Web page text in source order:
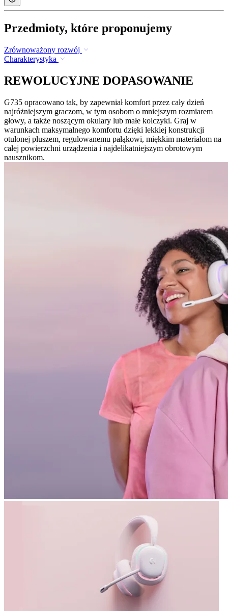
Przedmioty, które proponujemy
Zrównoważony rozwój
Charakterystyka
REWOLUCYJNE DOPASOWANIE
G735 opracowano tak, by zapewniał komfort przez cały dzień
najróżniejszym graczom, w tym osobom o mniejszym rozmiarem
głowy, a także noszącym okulary lub małe kolczyki. Graj w
warunkach maksymalnego komfortu dzięki lekkiej konstrukcji
otulonej pluszem, regulowanemu pałąkowi, miękkim materiałom na
całej powierzchni urządzenia i najdelikatniejszym obrotowym
nausznikom.